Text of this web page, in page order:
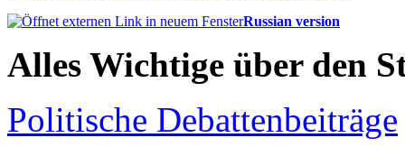
Russian version
Alles Wichtige über den
Politische Debattenbeiträge